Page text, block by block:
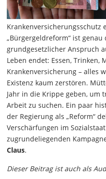
Krankenversicherungsschutz
„Bürgergeldreform“ ist
grundgesetzlicher Anspruch
Leben endet: Essen, Trinken,
Krankenversicherung – alles
Existenz kaum zerstören.
Jahr in die Krippe geben, um
Arbeit zu suchen. Ein paar
der Regierung als „Reform“
Verschärfungen im
zugrundeliegenden
Claus.
Dieser Beitrag ist auch als